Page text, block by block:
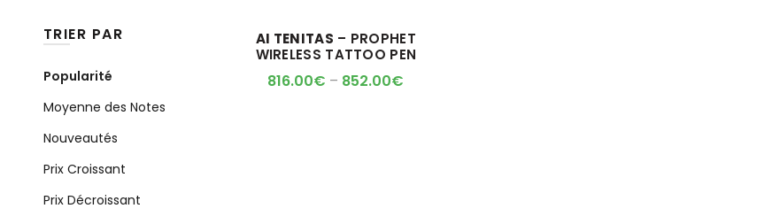
AI TENITAS – PROPHET
WIRELESS TATTOO PEN
816.00€ – 852.00€
TRIER PAR
Popularité
Moyenne des Notes
Nouveautés
Prix Croissant
Prix Décroissant